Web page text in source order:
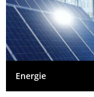
Energie